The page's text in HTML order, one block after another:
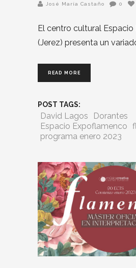
José María Castaño
0
El centro cultural
(Jerez) presenta un
READ MORE
POST TAGS:
David Lagos
Dorantes
Espacio Expoflamenco
programa enero 2023